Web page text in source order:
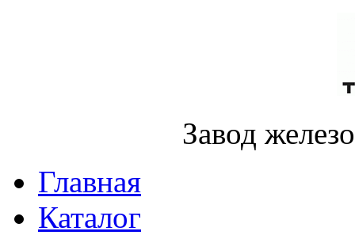
Завод
Главная
Каталог